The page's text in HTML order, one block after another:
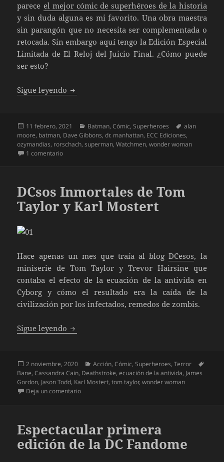
parece el mejor cómic de superhéroes de la historia
y sin duda alguna es mi favorito. Una obra maestra
sin parangón que no necesita ser complementada o
retocada. Sin embargo aquí tengo la Edición Especial
Limitada de El Reloj del Juicio Final. ¿Cómo puede
ser esto?
Sigue leyendo El Reloj del Juicio Final, de Geoff Johns y
Publicado
el
11 febrero, 2021 Categorías
Batman,Cómic,Superheroes Etiquetas
alan
moore, batman, Dave Gibbons,dr. manhattan, ECC Ediciones,
ozymandias, rorschach,superman,Watchmen,wonder woman
1 comentarioen El Reloj del Juicio Final, de Geoff Johns y Gary Frank
DCsos Inmortales de Tom
Taylor y Karl Mostert
Hace apenas un mes que traía al blogDCesos, la
miniserie de Tom Taylor y Trevor Hairsine que
contaba el efecto de la ecuación de la antivida en
Cyborg y cómo el resultado era la caída de la
civilización por los infectados, remedos de zombis.
Sigue leyendo DCsos Inmortales de Tom Taylor y Karl
Publicado
el
2 noviembre, 2020 Categorías
Acción,Cómic,Superheroes,Terror
Bane,Cassandra Cain, Deathstroke,ecuación de la antivida, James
Gordon, Jason Todd, Karl Mostert,tom taylor,wonder woman
Deja un comentarioen DCsos Inmortales de Tom Taylor y Karl Mostert
Espectacular primera
edición de la DC Fandome